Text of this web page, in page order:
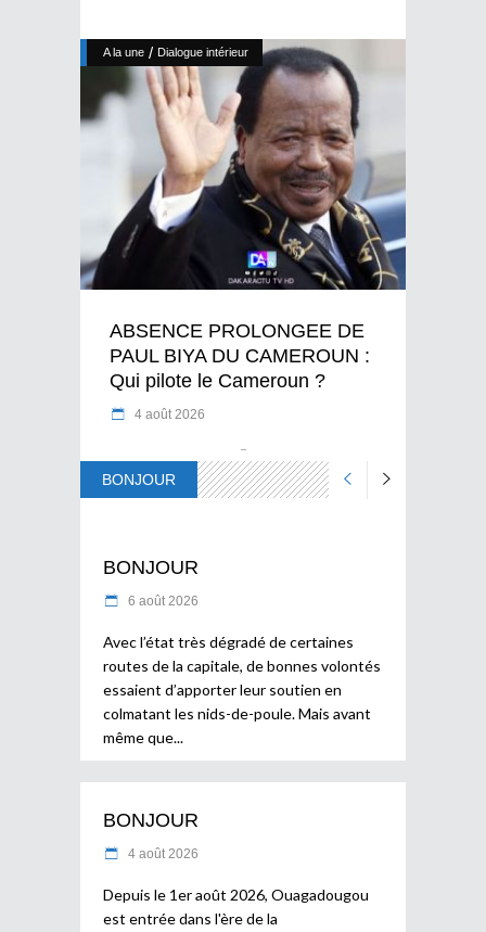
A la une / Dialogue intérieur
ABSENCE PROLONGEE DE
PAUL BIYA DU CAMEROUN :
Qui pilote le Cameroun ?
4 août 2026
BONJOUR
BONJOUR
6 août 2026
Avec l’état très dégradé de certaines
routes de la capitale, de bonnes volontés
essaient d’apporter leur soutien en
colmatant les nids-de-poule. Mais avant
même que
BONJOUR
4 août 2026
Depuis le 1er août 2026, Ouagadougou
est entrée dans l'ère de la